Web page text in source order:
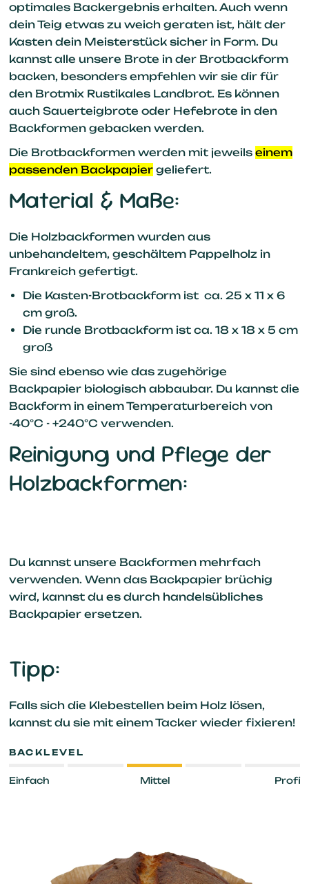
optimales Backergebnis erhalten. Auch wenn
dein Teig etwas zu weich geraten ist, hält der
Kasten dein Meisterstück sicher in Form. Du
kannst alle unsere Brote in der Brotbackform
backen, besonders empfehlen wir sie dir für
den Brotmix Rustikales Landbrot. Es können
auch Sauerteigbrote oder Hefebrote in den
Backformen gebacken werden.
Die Brotbackformen werden mit jeweils einem
passenden Backpapiergeliefert.
Material & Maße:
Die Holzbackformen wurden aus
unbehandeltem, geschältem Pappelholz in
Frankreich gefertigt.
Die Kasten-Brotbackform ist ca. 25 x 11 x 6
cm groß.
Die runde Brotbackform ist ca. 18 x 18 x 5 cm
groß
Sie sind ebenso wie das zugehörige
Backpapier biologisch abbaubar. Du kannst die
Backform in einem Temperaturbereich von
-40°C - +240°C verwenden.
Reinigung und Pflege der
Holzbackformen:
Du kannst unsere Backformen mehrfach
verwenden. Wenn das Backpapier brüchig
wird, kannst du es durch handelsübliches
Backpapier ersetzen.
Tipp:
Falls sich die Klebestellen beim Holz lösen,
kannst du sie mit einem Tacker wieder fixieren!
BACKLEVEL
Einfach Mittel Profi